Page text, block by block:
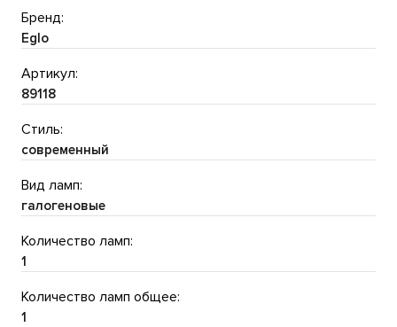
Бренд:
Eglo
Артикул:
89118
Стиль:
современный
Вид ламп:
галогеновые
Количество ламп:
1
Количество ламп общее:
1